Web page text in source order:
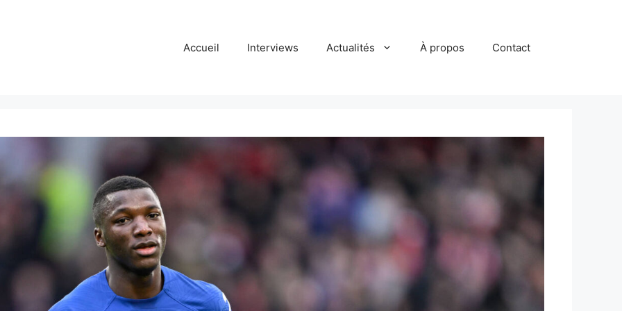
Accueil Interviews Actualités À propos Contact